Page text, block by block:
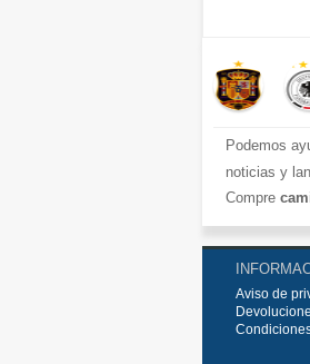
Podemos
noticias y
Compre
europeos e
Compre
rápido y
Aviso de